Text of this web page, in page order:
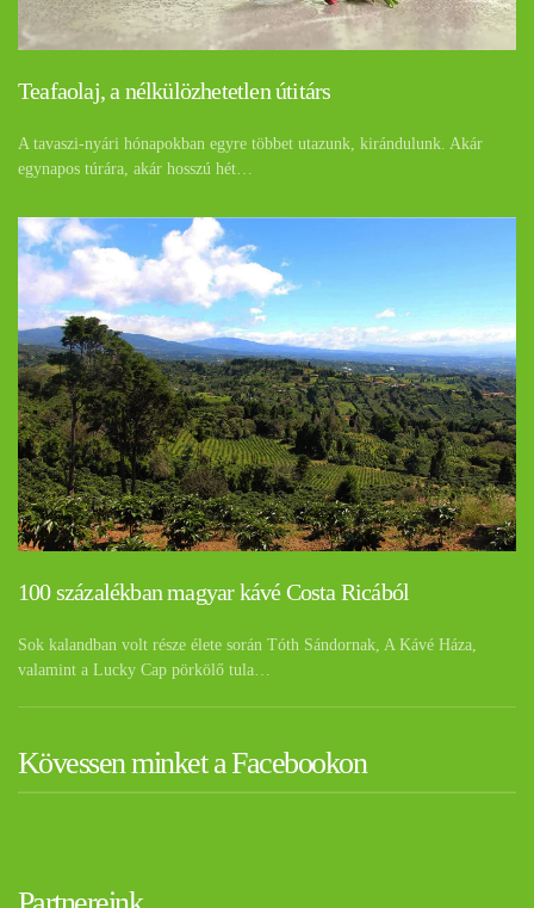
Teafaolaj, a nélkülözhetetlen útitárs
A tavaszi-nyári hónapokban egyre többet utazunk, kirándulunk. Akár
egynapos túrára, akár hosszú hét…
100 százalékban magyar kávé Costa Ricából
Sok kalandban volt része élete során Tóth Sándornak, A Kávé Háza,
valamint a Lucky Cap pörkölő tula…
Kövessen minket a Facebookon